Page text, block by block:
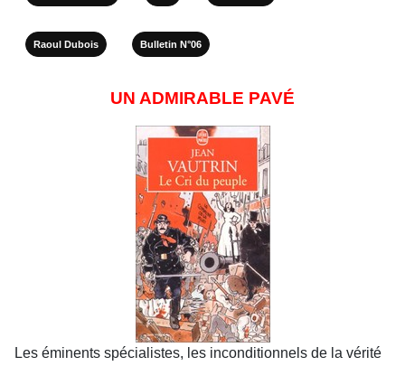
Raoul Dubois Bulletin N°06
UN ADMIRABLE PAVÉ
Les éminents spécialistes, les inconditionnels de la vérité